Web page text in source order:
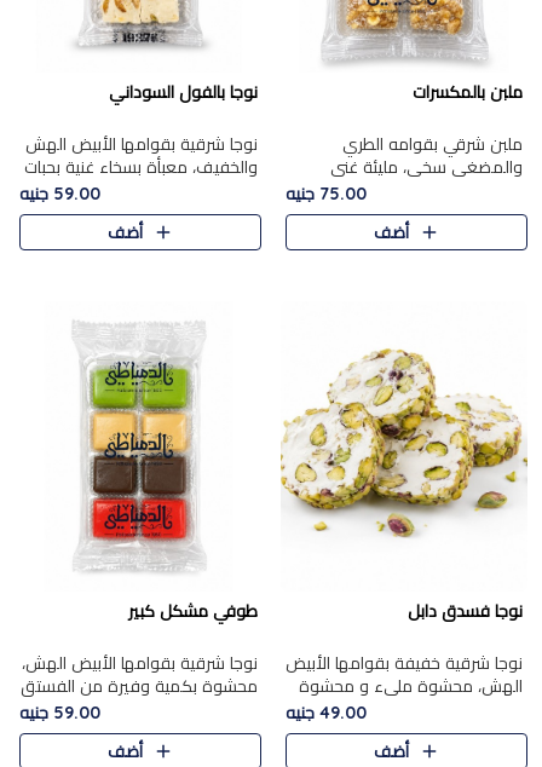
ملبن بالمكسرات
ملبن شرقي بقوامه الطري
والمضغي سخي، مليئة غني
بتشكيلة فاخرة من المكسرات
مشكلة المختارة التي تقدم تضيف
قرمشة مميزة مرضية ونكهة
75.00 جنيه
أضف
نوجا بالفول السوداني
نوجا شرقية بقوامها الأبيض الهش
والخفيف، معبأة بسخاء غنية بحبات
الفول السوداني المحمص التي
يقدم تضيف قرمشة مميزة مرضية
وتوازنًا رائعًا مع حلا..
59.00 جنيه
أضف
نوجا فسدق دابل
نوجا شرقية خفيفة بقوامها الأبيض
الهش، محشوة مليء و محشوة
بـكمية وفيرة من الفستق الفاخر
لتمنحك نكهة مكسرات غنية
وقرمشة مميزة في كل قطعة و
49.00 جنيه
أضف
طوفي مشكل كبير
نوجا شرقية بقوامها الأبيض الهش،
محشوة بكمية وفيرة من الفستق
الفاخر لتمنحك نكهة غنية وقرمشة
مميزة في كل قطعة، لتجربة تجمع
بين الفخامة والمذاق..
59.00 جنيه
أضف